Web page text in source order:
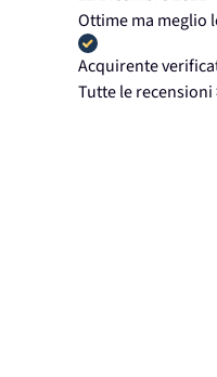
Ottime ma meglio
Acquirente
Tutte le recensioni